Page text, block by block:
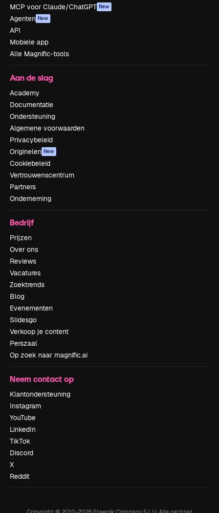
MCP voor Claude/ChatGPT New
Agenten New
API
Mobiele app
Alle Magnific-tools
Aan de slag
Academy
Documentatie
Ondersteuning
Algemene voorwaarden
Privacybeleid
Originelen New
Cookiebeleid
Vertrouwenscentrum
Partners
Onderneming
Bedrijf
Prijzen
Over ons
Reviews
Vacatures
Zoektrends
Blog
Evenementen
Slidesgo
Verkoop je content
Perszaal
Op zoek naar magnific.ai
Neem contact op
Klantondersteuning
Instagram
YouTube
LinkedIn
TikTok
Discord
X
Reddit